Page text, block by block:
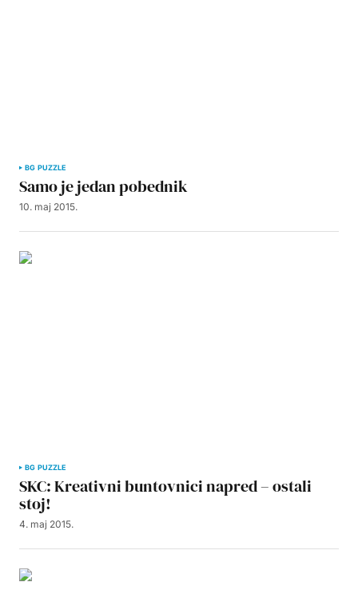
BG PUZZLE
Samo je jedan pobednik
10. maj 2015.
BG PUZZLE
SKC: Kreativni buntovnici napred – ostali
stoj!
4. maj 2015.